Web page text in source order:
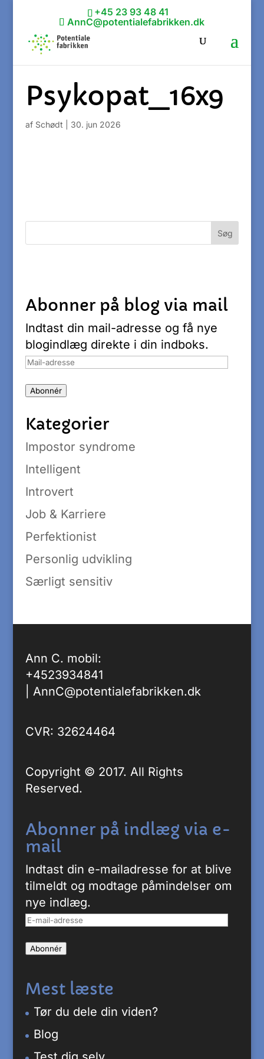
+45 23 93 48 41
AnnC@potentialefabrikken.dk
Psykopat_16x9
af Schødt 30. jun 2026
Abonner på blog via mail
Indtast din mail-adresse og få nye
blogindlæg direkte i din indboks.
Mail-
Abonnér
Kategorier
Impostor syndrome
Intelligent
Introvert
Job & Karriere
Perfektionist
Personlig udvikling
Særligt sensitiv
Ann C. mobil:
+4523934841
AnnC@potentialefabrikken.dk
CVR: 32624464
Copyright © 2017. All Rights
Reserved.
Abonner på indlæg via e-
mail
Indtast din e-mailadresse for at blive
tilmeldt og modtage påmindelser om
nye indlæg.
E-
adresse
Abonnér
Mest læste
Tør du dele din viden?
Blog